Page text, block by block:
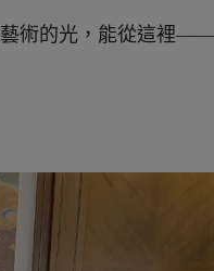
術的光，能從這裡——